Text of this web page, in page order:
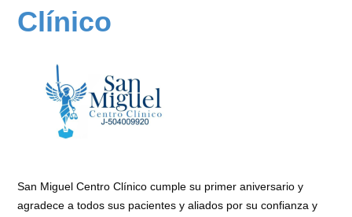
Clínico
San Miguel Centro Clínico cumple su primer aniversario y
agradece a todos sus pacientes y aliados por su confianza y